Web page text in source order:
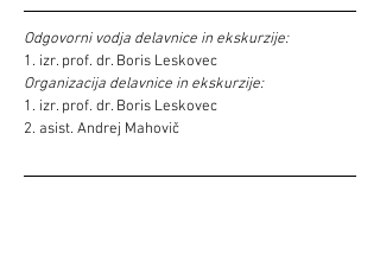
Odgovorni vodja delavnice in ekskurzije:
1. izr. prof. dr. Boris Leskovec
Organizacija delavnice in ekskurzije:
1. izr. prof. dr. Boris Leskovec
2. asist. Andrej Mahovič